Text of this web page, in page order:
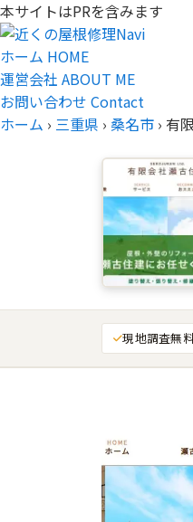
本サイトはPRを含みます
ホーム HOME
運営会社 ABOUT ME
お問い合わせ Contact
ホーム › 三重県 › 桑名市 › 有
現地調査無